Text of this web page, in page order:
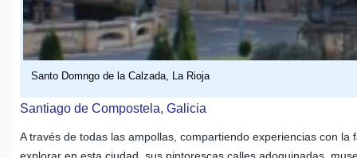
Santo Domngo de la Calzada, La Rioja
Santiago de Compostela, Galicia
A través de todas las ampollas, compartiendo experiencias con